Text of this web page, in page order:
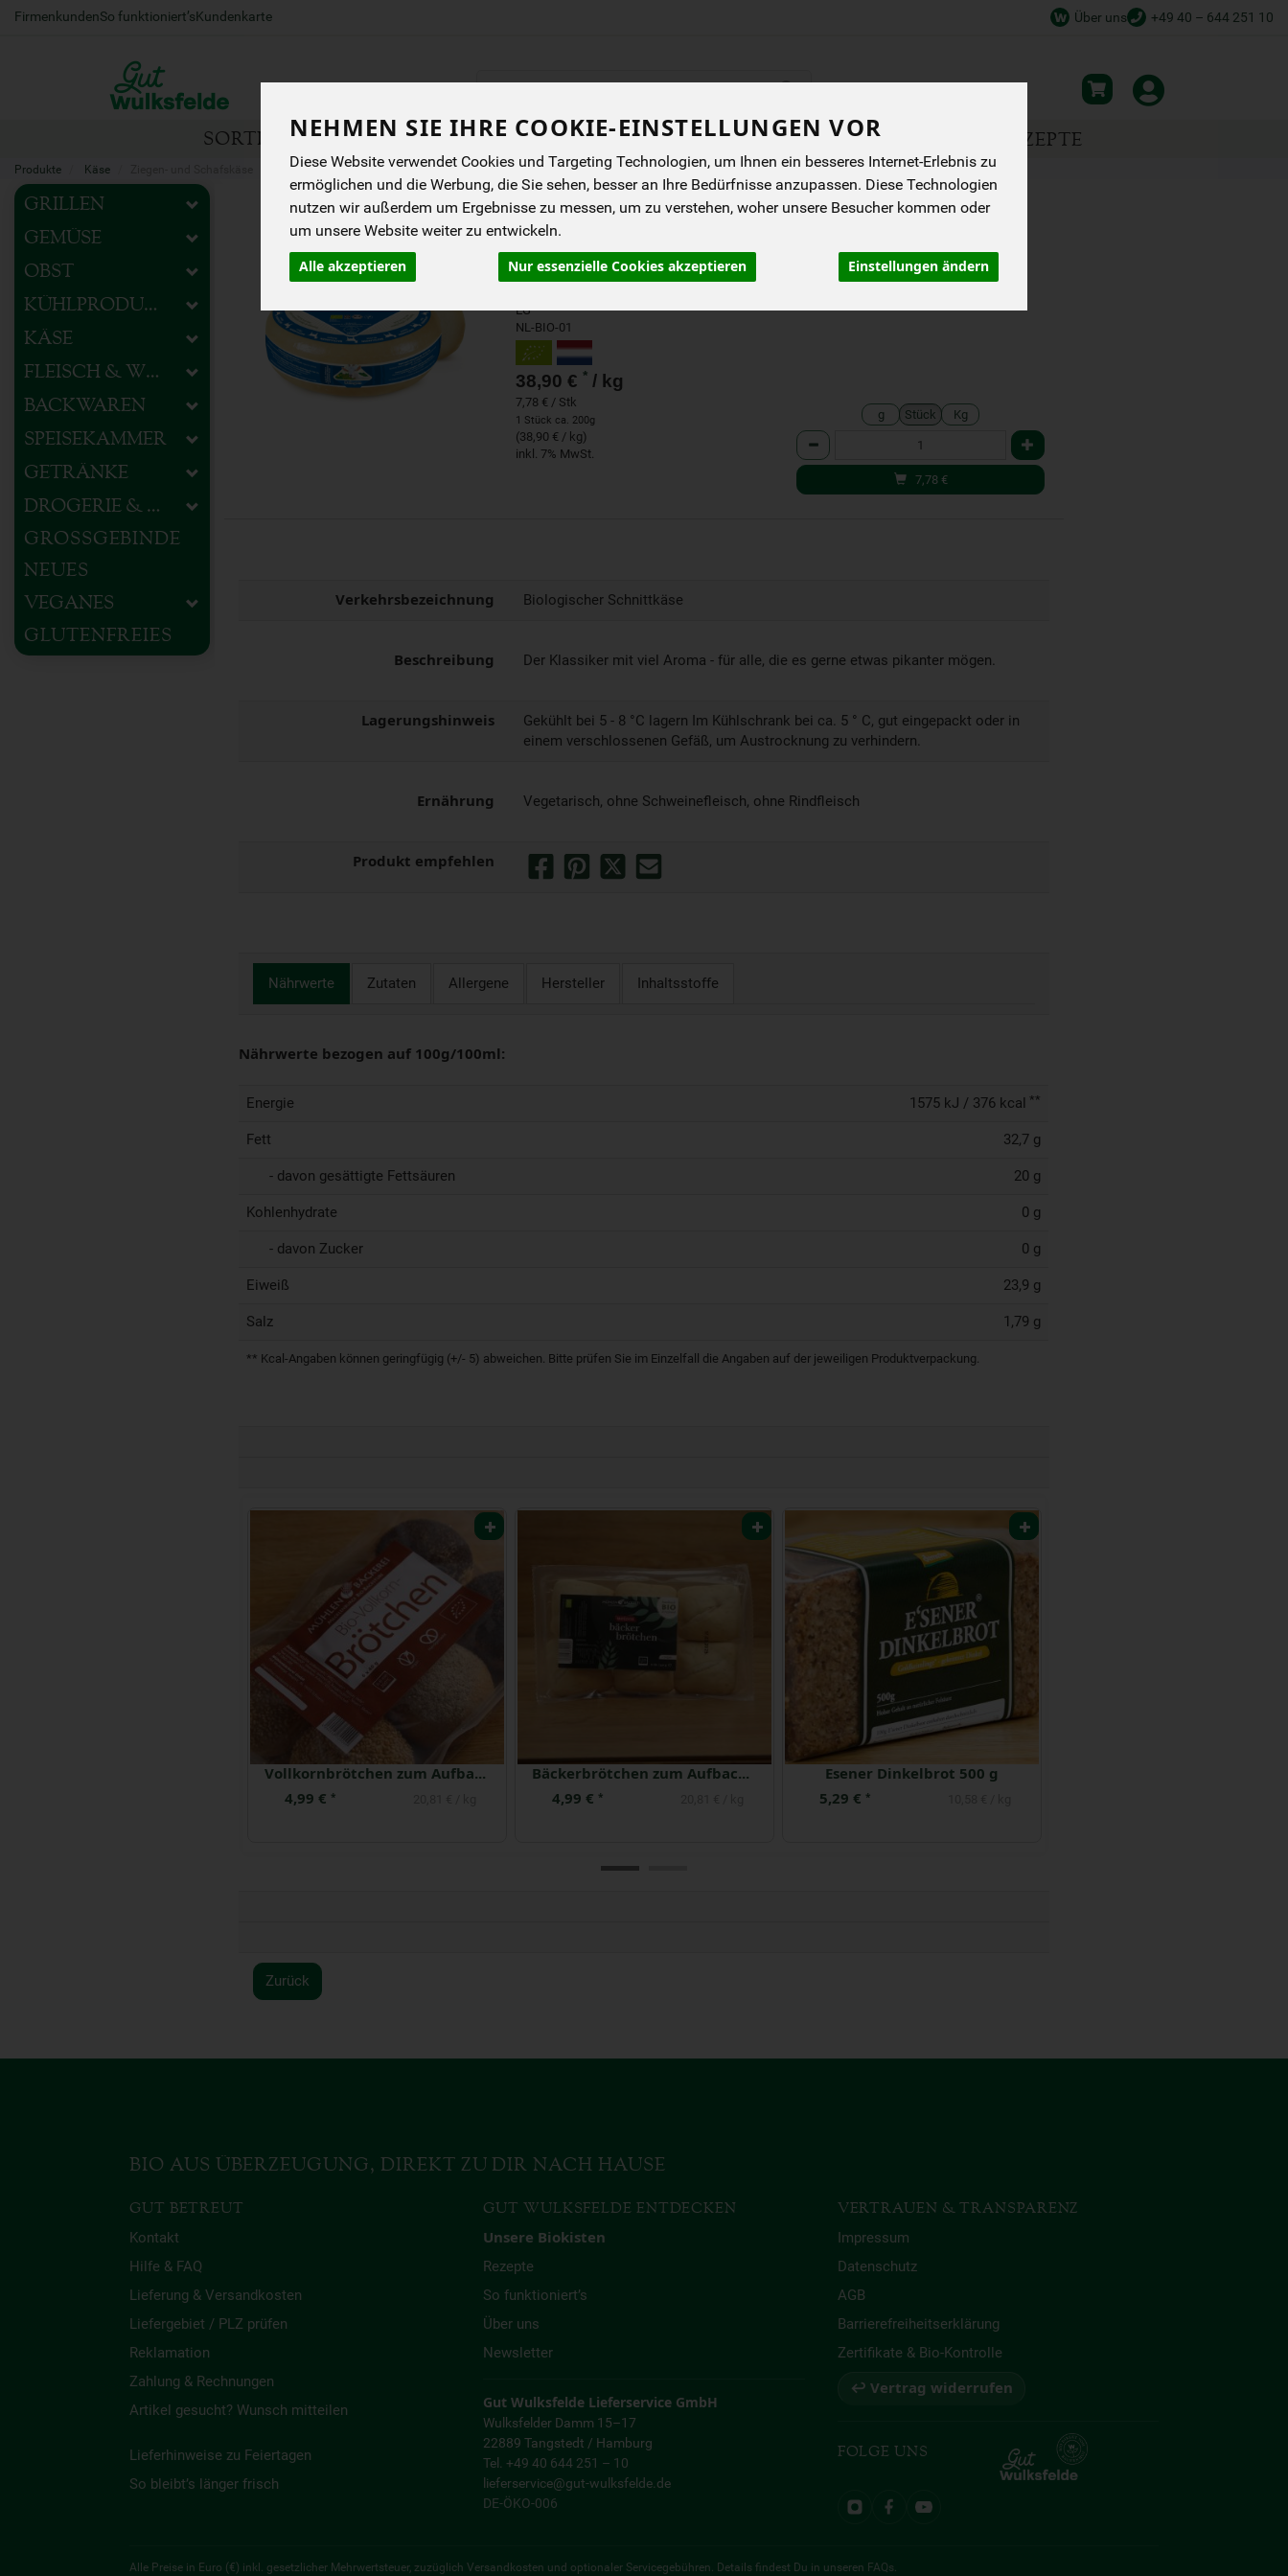
NEHMEN SIE IHRE COOKIE-EINSTELLUNGEN VOR
Diese Website verwendet Cookies und Targeting Technologien, um Ihnen ein besseres Internet-Erlebnis zu
ermöglichen und die Werbung, die Sie sehen, besser an Ihre Bedürfnisse anzupassen. Diese Technologien
nutzen wir außerdem um Ergebnisse zu messen, um zu verstehen, woher unsere Besucher kommen oder
um unsere Website weiter zu entwickeln.
Alle akzeptieren Nur essenzielle Cookies akzeptieren Einstellungen ändern
FirmenkundenSo funktioniert’sKundenkarte +49 40 – 644 251 10
Über uns
Produkt
SORTIMENT HOFEIGENES BIOKISTEN ANGEBOTE NEUES INSPIRATION REZEPTE
Produkte Käse
GRILLEN
GEMÜSE
OBST
KÜHLPRODUKTE
KÄSE
FLEISCH & WURST
BACKWAREN
SPEISEKAMMER
GETRÄNKE
DROGERIE & HAUSHALT
GROSSGEBINDE
NEUES
VEGANES
GLUTENFREIES
ZIEGEN GOUDA MITTELALT 50%
mittelalter Ziegen-Gouda
EG
NL-BIO-01
38,90 € * / kg
7,78 € / Stk
1 Stück ca. 200g
(38,90 € / kg)
inkl. 7% MwSt.
g Stück Kg
Anzahl
7,78 €
Verkehrsbezeichnung Biologischer Schnittkäse
Beschreibung Der Klassiker mit viel Aroma - für alle, die es gerne etwas pikanter mögen.
Lagerungshinweis
Gekühlt bei 5 - 8 °C lagern Im Kühlschrank bei ca. 5 ° C, gut eingepackt oder in
einem verschlossenen Gefäß, um Austrocknung zu verhindern.
Ernährung Vegetarisch, ohne Schweinefleisch, ohne Rindfleisch
Produkt empfehlen
Nährwerte Zutaten Allergene Hersteller Inhaltsstoffe
Nährwerte bezogen auf 100g/100ml:
Energie 1575 kJ / 376 kcal **
Fett 32,7 g
- davon gesättigte Fettsäuren 20 g
Kohlenhydrate 0 g
- davon Zucker 0 g
Eiweiß 23,9 g
Salz 1,79 g
** Kcal-Angaben können geringfügig (+/- 5) abweichen. Bitte prüfen Sie im Einzelfall die Angaben auf der jeweiligen Produktverpackung.
Vollkornbrötchen zum Aufbacken 6 Stück gemischt
4,99 € *
Bäckerbrötchen zum Aufbacken 6 Stück
4,99 € *
Esener Dinkelbrot 500 g
5,29 € *
Zurück
BIO AUS ÜBERZEUGUNG, DIREKT ZU DIR NACH HAUSE
GUT BETREUT
Kontakt
Hilfe & FAQ
Lieferung & Versandkosten
Liefergebiet / PLZ prüfen
Reklamation
Zahlung & Rechnungen
Artikel gesucht? Wunsch mitteilen
Lieferhinweise zu Feiertagen
So bleibt’s länger frisch
GUT WULKSFELDE ENTDECKEN
Unsere Biokisten
Rezepte
So funktioniert’s
Über uns
Newsletter
Gut Wulksfelde Lieferservice GmbH
Wulksfelder Damm 15–17
22889 Tangstedt / Hamburg
Tel. +49 40 644 251 – 10
lieferservice@gut-wulksfelde.de
DE-ÖKO-006
VERTRAUEN & TRANSPARENZ
Impressum
Datenschutz
AGB
Barrierefreiheitserklärung
Zertifikate & Bio-Kontrolle
↩ Vertrag widerrufen
FOLGE UNS
Alle Preise in Euro (€) inkl. gesetzlicher Mehrwertsteuer, zuzüglich Versandkosten und optionaler Servicegebühren. Details findest Du in unseren FAQs